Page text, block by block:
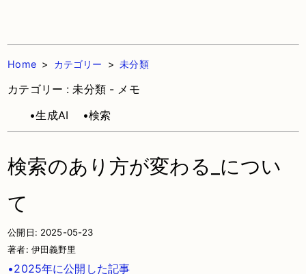
Home> カテゴリー >未分類
カテゴリー : 未分類 - メモ
•生成AI
•検索
検索のあり方が変わる_につい
て
公開日: 2025-05-23
著者: 伊田義野里
•2025年に公開した記事